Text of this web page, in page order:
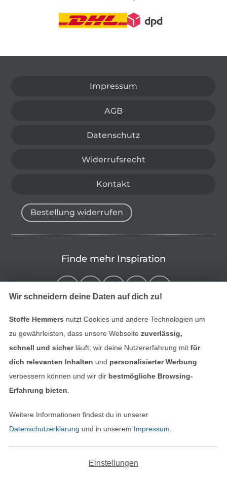
Impressum
AGB
Datenschutz
Widerrufsrecht
Kontakt
Alle Preise inkl. der gesetzl. MwSt.
Bestellung widerrufen
Finde mehr Inspiration
Deutsch
Wir schneidern deine Daten auf dich zu!
Stoffe Hemmers nutzt Cookies und andere Technologien um
zu gewährleisten, dass unsere Webseite zuverlässig,
schnell und sicherläuft; wir deine Nutzererfahrung mitfür
dich relevanten Inhalten und personalisierter Werbung
verbessern können und wir dir bestmögliche Browsing-
Erfahrung bieten
Weitere Informationen findest du in unserer
Datenschutzerklärung und in unserem Impressum
Einstellungen